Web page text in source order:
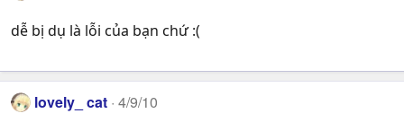
dễ bị dụ là lỗi của bạn chứ :(
lovely_ cat 4/9/10